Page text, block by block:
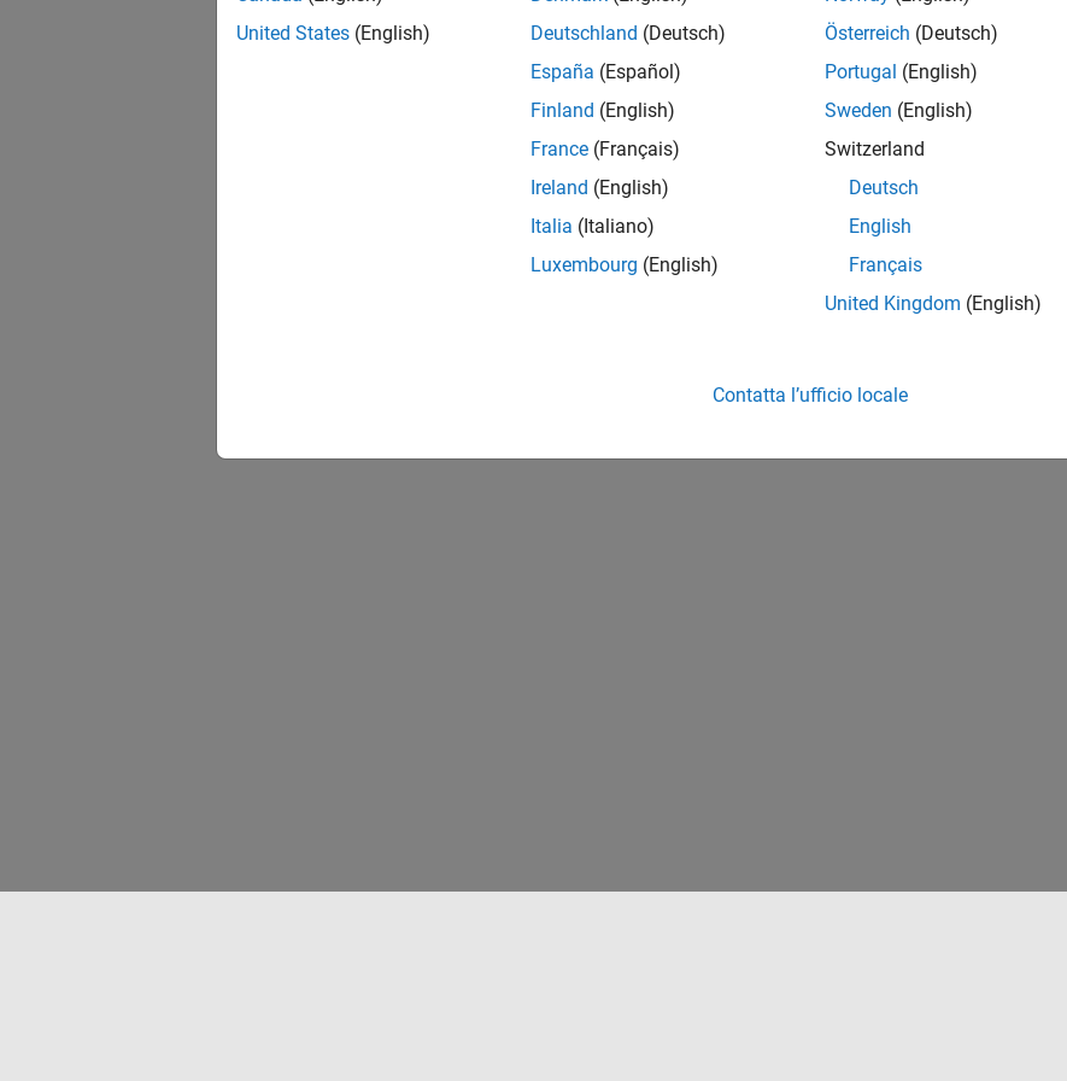
File name for the generated MEX function, C/C++ library, or executable.
Version History
Introduced in R2011a
United States (English)
Deutschland (Deutsch)
España (Español)
Finland (English)
France (Français)
Ireland (English)
Italia (Italiano)
Luxembourg (English)
Österreich (Deutsch)
Portugal (English)
Sweden (English)
Switzerland
Deutsch
English
Français
United Kingdom (English)
Contatta l’ufficio locale